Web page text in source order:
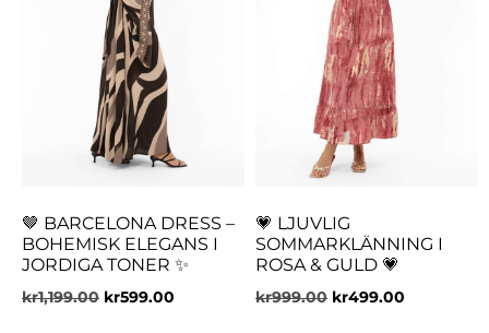
🤎 BARCELONA DRESS –
BOHEMISK ELEGANS I
JORDIGA TONER ✨
kr1,199.00 kr599.00
💗 LJUVLIG
SOMMARKLÄNNING I
ROSA & GULD 💗
kr999.00 kr499.00